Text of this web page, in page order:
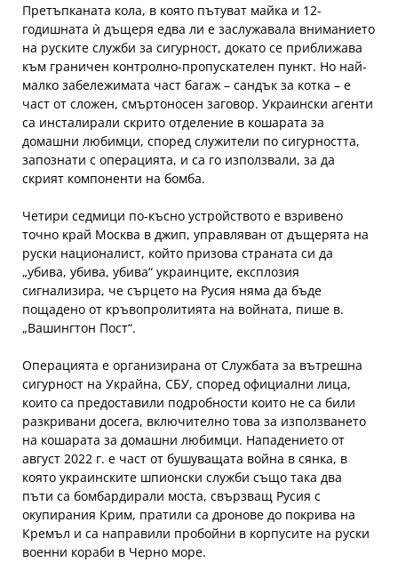
Претъпканата кола, в която пътуват майка и 12-
годишната ѝ дъщеря едва ли е заслужавала вниманието
на руските служби за сигурност, докато се приближава
към граничен контролно-пропускателен пункт. Но най-
малко забележимата част багаж – сандък за котка – е
част от сложен, смъртоносен заговор. Украински агенти
са инсталирали скрито отделение в кошарата за
домашни любимци, според служители по сигурността,
запознати с операцията, и са го използвали, за да
скрият компоненти на бомба.
Четири седмици по-късно устройството е взривено
точно край Москва в джип, управляван от дъщерята на
руски националист, който призова страната си да
„убива, убива, убива“ украинците, експлозия
сигнализира, че сърцето на Русия няма да бъде
пощадено от кръвопролитията на войната, пише в.
„Вашингтон Пост“.
Операцията е организирана от Службата за вътрешна
сигурност на Украйна, СБУ, според официални лица,
които са предоставили подробности които не са били
разкривани досега, включително това за използването
на кошарата за домашни любимци. Нападението от
август 2022 г. е част от бушуващата война в сянка, в
която украинските шпионски служби също така два
пъти са бомбардирали моста, свързващ Русия с
окупирания Крим, пратили са дронове до покрива на
Кремъл и са направили пробойни в корпусите на руски
военни кораби в Черно море.